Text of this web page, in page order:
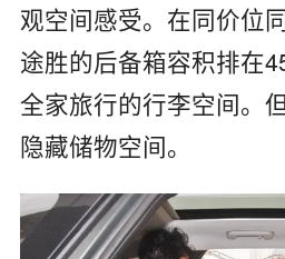
观空间感受。在同价位
途胜的后备箱容积排在
全家旅行的行李空间。
隐藏储物空间。